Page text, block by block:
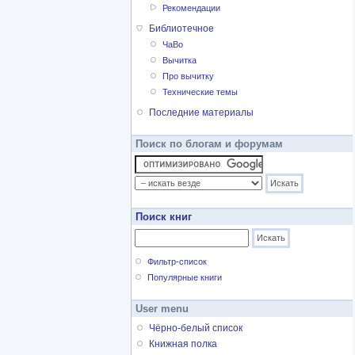
Рекомендации
Библиотечное
ЧаВо
Вычитка
Про вычитку
Технические темы
Последние материалы
Поиск по блогам и форумам
Поиск книг
Фильтр-список
Популярные книги
User menu
Чёрно-белый список
Книжная полка